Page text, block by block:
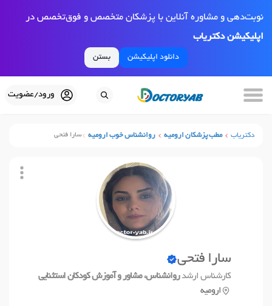
نوبت‌دهی و مشاوره آنلاین با پزشکان متخصص و فوق‌تخصص در
اپلیکیشن دکتریاب
دانلود اپلیکیشن بستن
ورود/عضویت
دکتریاب مطب پزشکان ارومیه روانشناس خوب ارومیه سارا فتحی
سارا فتحی
کارشناس ارشدروانشناس، مشاور و آموزش کودکان استثنایی
ارومیه